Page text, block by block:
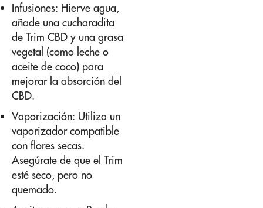
Infusiones: Hierve agua,
añade una cucharadita
de Trim CBD y una grasa
vegetal (como leche o
aceite de coco) para
mejorar la absorción del
CBD.
Vaporización: Utiliza un
vaporizador compatible
con flores secas.
Asegúrate de que el Trim
esté seco, pero no
quemado.